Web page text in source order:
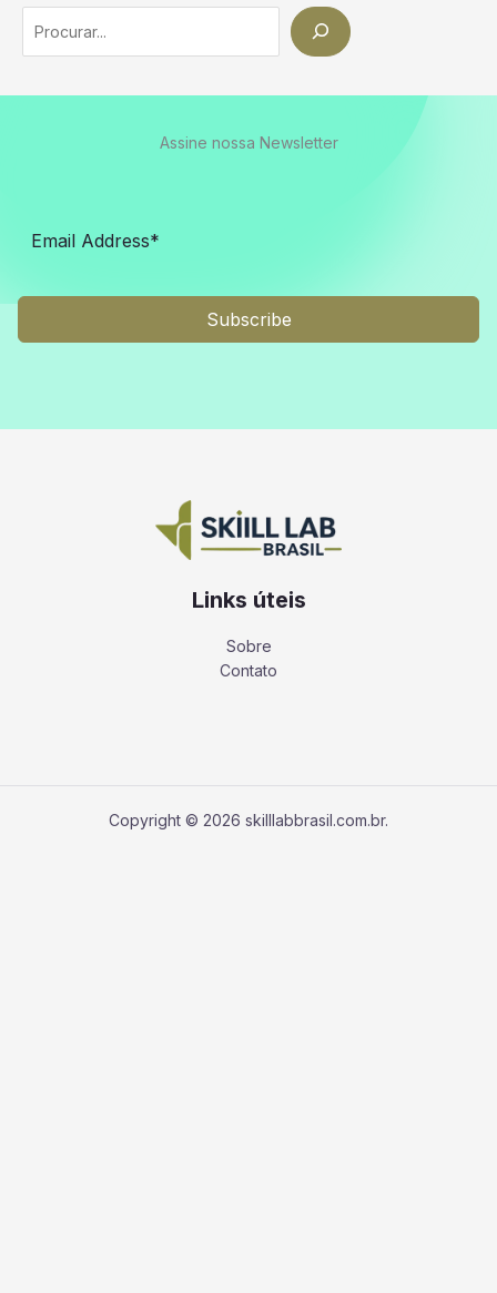
Assine nossa Newsletter
Subscribe
Links úteis
Sobre
Contato
Copyright © 2026 skilllabbrasil.com.br.